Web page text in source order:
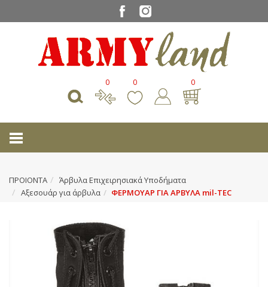
0 0 0
ΠΡΟΙΟΝΤΑ
Άρβυλα Επιχειρησιακά Υποδήματα
Αξεσουάρ για άρβυλα
ΦΕΡΜΟΥΑΡ ΓΙΑ ΑΡΒΥΛΑ mil-TEC